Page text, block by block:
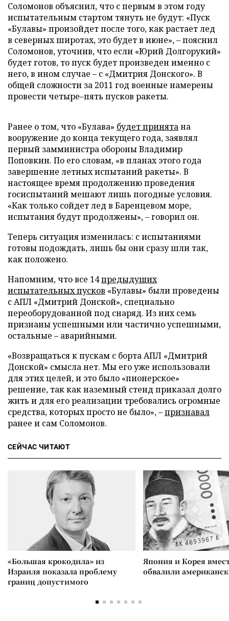
Соломонов объяснил, что с первым в этом году
испытательным стартом тянуть не будут: «Пуск
«Булавы» произойдет после того, как растает лед
в северных широтах, это будет в июне», – пояснил
Соломонов, уточнив, что если «Юрий Долгорукий»
будет готов, то пуск будет произведен именно с
него, в ином случае – с «Дмитрия Донского». В
общей сложности за 2011 год военные намерены
провести четыре–пять пусков ракеты.
Ранее о том, что «Булава» будет принятана
вооружение до конца текущего года, заявлял
первый замминистра обороны Владимир
Поповкин. По его словам, «в планах этого года
завершение летных испытаний ракеты». В
настоящее время продолжению проведения
госиспытаний мешают лишь погодные условия.
«Как только сойдет лед в Баренцевом море,
испытания будут продолжены», – говорил он.
Теперь ситуация изменилась: с испытаниями
готовы подождать, лишь бы они сразу шли так,
как положено.
Напомним, что все 14предыдущих
испытательных пусков «Булавы» были проведены
с АПЛ «Дмитрий Донской», специально
переоборудованной под снаряд. Из них семь
признаны успешными или частично успешными,
остальные – аварийными.
«Возвращаться к пускам с борта АПЛ «Дмитрий
Донской» смысла нет. Мы его уже использовали
для этих целей, и это было «пионерское»
решение, так как наземный стенд приказал долго
жить и для его реализации требовались огромные
средства, которых просто не было», –признавал
ранее и сам Соломонов.
СЕЙЧАС ЧИТАЮТ
«Большая крокодила» из
Израиля показала проблему
границ допустимого
Япония и Корея
обвалили